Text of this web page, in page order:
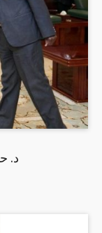
د.